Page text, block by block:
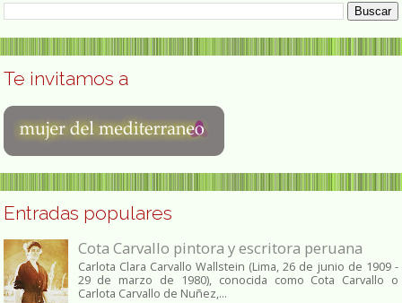
Te invitamos a
Entradas populares
Cota Carvallo pintora y escritora peruana
Carlota Clara Carvallo Wallstein (Lima, 26 de junio de 1909 -
29 de marzo de 1980), conocida como Cota Carvallo o
Carlota Carvallo de Nuñez,...